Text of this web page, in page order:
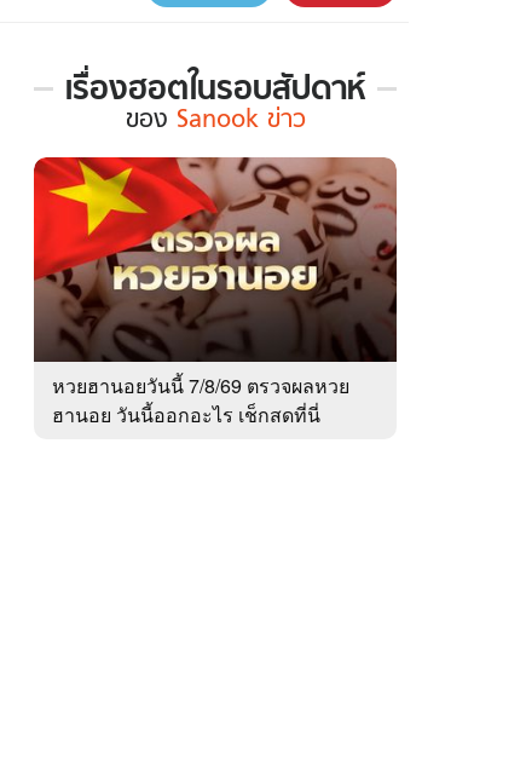
ฮาวทู
เรื่องฮอตในรอบสัปดาห์
เรื่อง
ใน
รอบ
สัปดาห์
Sanook
ข่าว
ของ Sanook ข่าว
หวยฮานอยวันนี้ 7/8/69 ตรวจผลหวย
ฮานอย วันนี้ออกอะไร เช็กสดที่นี่